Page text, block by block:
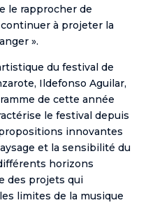
le rapprocher de
à projeter la
».
du festival de
Ildefonso Aguilar,
de cette année
le festival depuis
innovantes
et la sensibilité du
horizons
des projets qui
limites de la musique